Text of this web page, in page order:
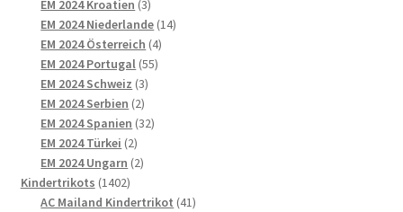
Produkte
EM 2024 Kroatien 33
Produkte
EM 2024 Niederlande 1414
EM 2024 Österreich 44
EM 2024 Portugal 5555
EM 2024 Schweiz 33
EM 2024 Serbien 22
Produkte
EM 2024 Spanien 3232
EM 2024 Türkei 22
Produkte
EM 2024 Ungarn 22
Kindertrikots 14021402
Produkte
AC Mailand Kindertrikot 4141